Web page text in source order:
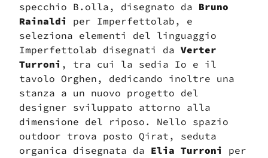
specchio B.olla, disegnato da Bruno
Rainaldi per Imperfettolab, e
seleziona elementi del linguaggio
Imperfettolab disegnati da Verter
Turroni , tra cui la sedia Io e il
tavolo Orghen, dedicando inoltre una
stanza a un nuovo progetto del
designer sviluppato attorno alla
dimensione del riposo. Nello spazio
outdoor trova posto Qirat, seduta
organica disegnata da Elia Turroni per
Imperfetto